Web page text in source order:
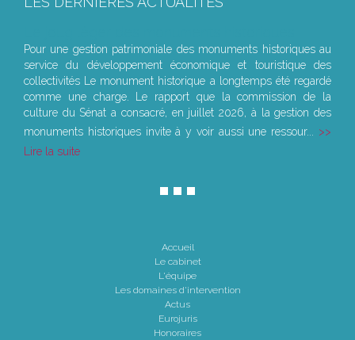
Pour une gestion patrimoniale des monuments historiques au
service du développement économique et touristique des
collectivités Le monument historique a longtemps été regardé
comme une charge. Le rapport que la commission de la
culture du Sénat a consacré, en juillet 2026, à la gestion des
monuments historiques invite à y voir aussi une ressour...
Lire la suite
Accueil
Le cabinet
L'équipe
Les domaines d'intervention
Actus
Eurojuris
Honoraires